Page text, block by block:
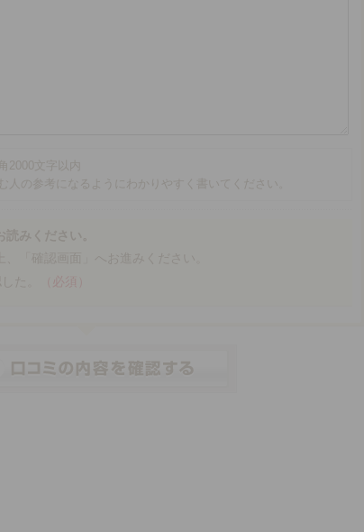
2000文字以内
む人の参考になるようにわかりやすく書いてください。
（必須）